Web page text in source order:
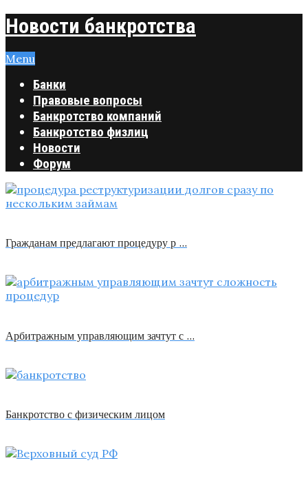
Новости банкротства
Menu
Банки
Правовые вопросы
Банкротство компаний
Банкротство физлиц
Новости
Форум
Гражданам предлагают процедуру р …
Арбитражным управляющим зачтут с …
Банкротство с физическим лицом